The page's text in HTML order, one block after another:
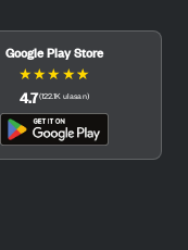
Google Play Store
★★★ ★★
4.7(122.1K ulasan)